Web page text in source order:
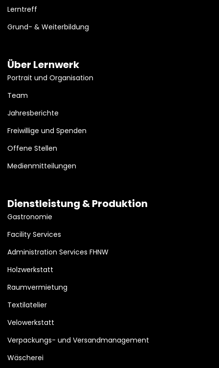
Lerntreff
Grund- & Weiterbildung
Über Lernwerk
Portrait und Organisation
Team
Jahresberichte
Freiwillige und Spenden
Offene Stellen
Medienmitteilungen
Dienstleistung & Produktion
Gastronomie
Facility Services
Administration Services FHNW
Holzwerkstatt
Raumvermietung
Textilatelier
Velowerkstatt
Verpackungs- und Versandmanagement
Wäscherei